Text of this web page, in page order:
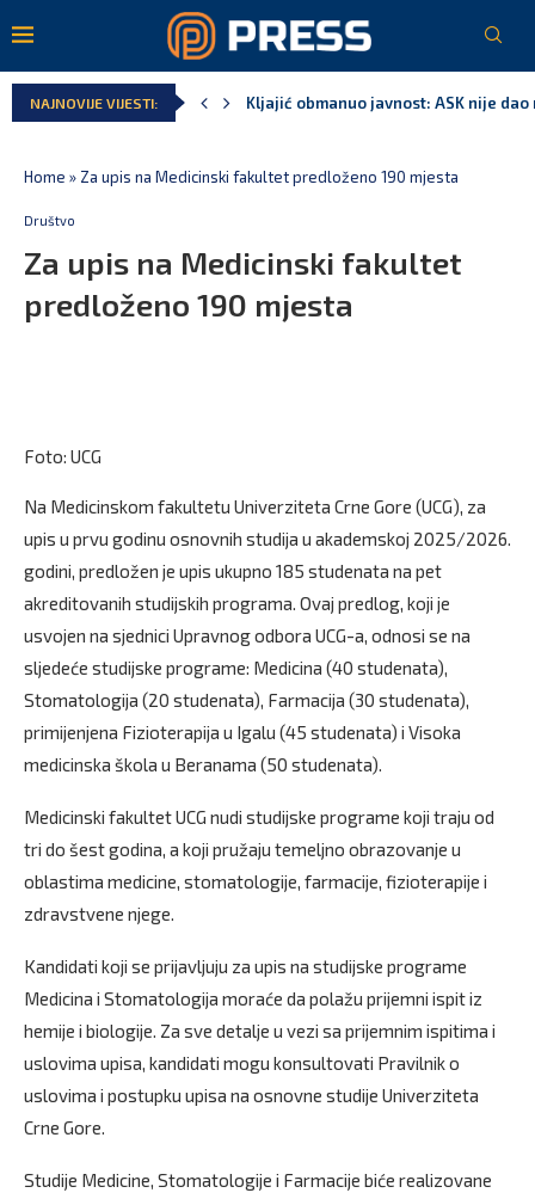
NAJNOVIJE VIJESTI: Kljajić obmanuo javnost: ASK nije
Home » Za upis na Medicinski fakultet predloženo 190 mjesta
Društvo
Za upis na Medicinski fakultet
predloženo 190 mjesta
Foto: UCG
Na Medicinskom fakultetu Univerziteta Crne Gore (UCG), za
upis u prvu godinu osnovnih studija u akademskoj 2025/2026.
godini, predložen je upis ukupno 185 studenata na pet
akreditovanih studijskih programa. Ovaj predlog, koji je
usvojen na sjednici Upravnog odbora UCG-a, odnosi se na
sljedeće studijske programe: Medicina (40 studenata),
Stomatologija (20 studenata), Farmacija (30 studenata),
primijenjena Fizioterapija u Igalu (45 studenata) i Visoka
medicinska škola u Beranama (50 studenata).
Medicinski fakultet UCG nudi studijske programe koji traju od
tri do šest godina, a koji pružaju temeljno obrazovanje u
oblastima medicine, stomatologije, farmacije, fizioterapije i
zdravstvene njege.
Kandidati koji se prijavljuju za upis na studijske programe
Medicina i Stomatologija moraće da polažu prijemni ispit iz
hemije i biologije. Za sve detalje u vezi sa prijemnim ispitima i
uslovima upisa, kandidati mogu konsultovati Pravilnik o
uslovima i postupku upisa na osnovne studije Univerziteta
Crne Gore.
Studije Medicine, Stomatologije i Farmacije biće realizovane